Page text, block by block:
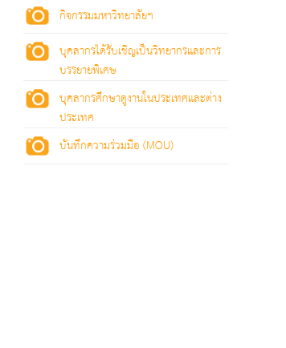
กิจกรรมมหาวิทยาลัยฯ
บุคลากรได้รับเชิญเป็นวิทยากรและการ
บรรยายพิเศษ
บุคลากรศึกษาดูงานในประเทศและต่าง
ประเทศ
บันทึกความร่วมมือ (MOU)